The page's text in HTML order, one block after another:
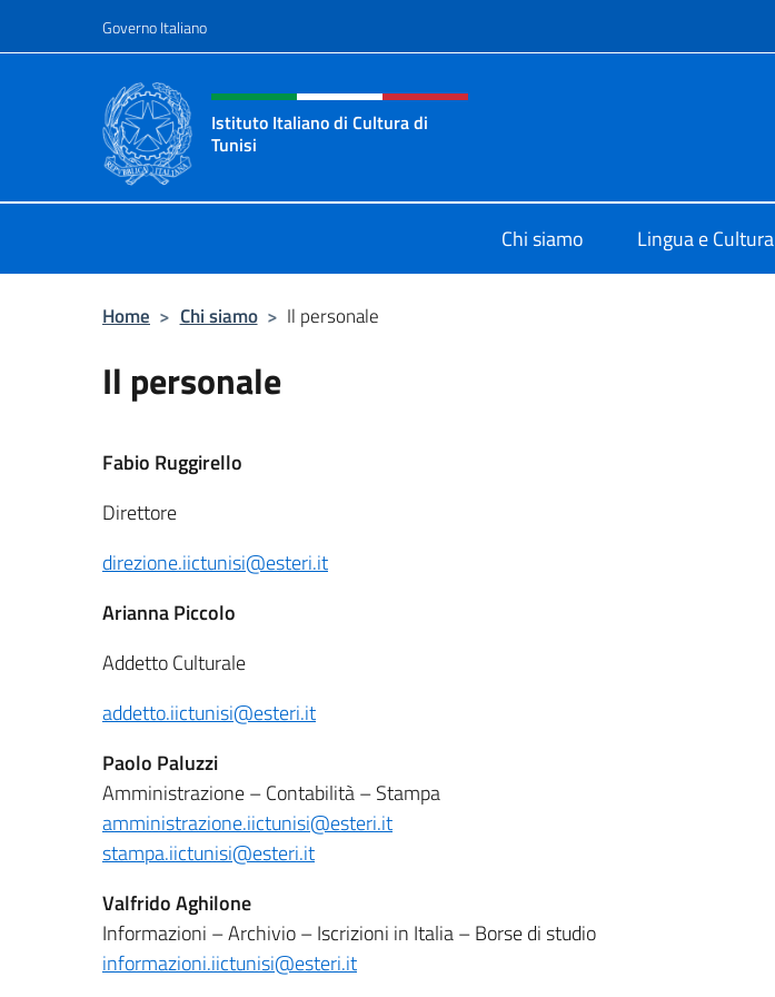
Governo Italiano
Intestazione sito, social e menù
Istituto Italiano di Cultura di
Tunisi
Chi siamo Lingua e Cultura
Home > Chi siamo > Il personale
Il personale
Fabio Ruggirello
Direttore
direzione.iictunisi@esteri.it
Arianna Piccolo
Addetto Culturale
addetto.iictunisi@esteri.it
Paolo Paluzzi
Amministrazione – Contabilità – Stampa
amministrazione.iictunisi@esteri.it
stampa.iictunisi@esteri.it
Valfrido Aghilone
Informazioni – Archivio – Iscrizioni in Italia – Borse di studio
informazioni.iictunisi@esteri.it